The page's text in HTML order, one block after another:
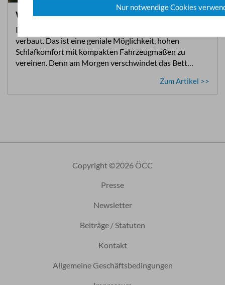
Wohnwagentest: Weinsberg Cara One 390…
In Wohnmobilen werden Hubbetten seit Jahrzehnten
verbaut. Das ist eine geniale Möglichkeit, hohen
Schlafkomfort mit kompakten Fahrzeugmaßen zu
vereinen. Denn am Morgen verschwindet das Bett…
Zum Artikel >>
Copyright ©2026 ÖCC
Presse
Newsletter
Beiträge / Statuten
Kontakt
Allgemeine Geschäftsbedingungen
Nur notwendige Cookies